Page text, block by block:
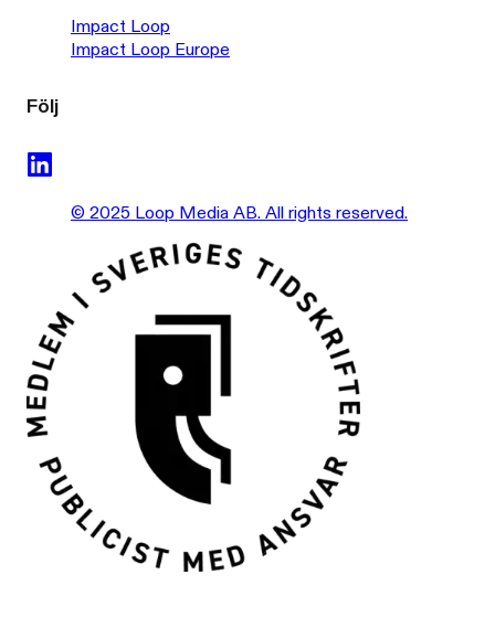
Impact Loop
Impact Loop Europe
Följ
© 2025 Loop Media AB. All rights reserved.